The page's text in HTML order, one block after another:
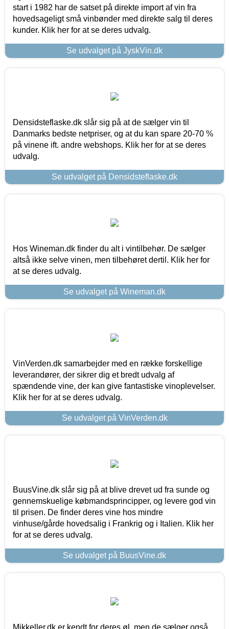
start i 1982 har de satset på direkte import af vin fra
hovedsageligt små vinbønder med direkte salg til deres
kunder. Klik her for at se deres udvalg.
Se udvalget på JyskVin.dk
Densidsteflaske.dk slår sig på at de sælger vin til
Danmarks bedste netpriser, og at du kan spare 20-70 %
på vinene ift. andre webshops. Klik her for at se deres
udvalg.
Se udvalget på Densidsteflaske.dk
Hos Wineman.dk finder du alt i vintilbehør. De sælger
altså ikke selve vinen, men tilbehøret dertil. Klik her for
at se deres udvalg.
Se udvalget på Wineman.dk
VinVerden.dk samarbejder med en række forskellige
leverandører, der sikrer dig et bredt udvalg af
spændende vine, der kan give fantastiske vinoplevelser.
Klik her for at se deres udvalg.
Se udvalget på VinVerden.dk
BuusVine.dk slår sig på at blive drevet ud fra sunde og
gennemskuelige købmandsprincipper, og levere god vin
til prisen. De finder deres vine hos mindre
vinhuse/gårde hovedsalig i Frankrig og i Italien. Klik her
for at se deres udvalg.
Se udvalget på BuusVine.dk
Mikkeller.dk er kendt for deres øl, men de sælger også